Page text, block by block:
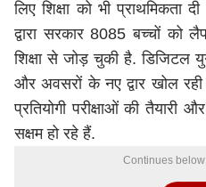
लिए शिक्षा को भी प्राथमिकता
द्वारा सरकार 8085 बच्चों को
शिक्षा से जोड़ चुकी है. डिजिटल
और अवसरों के नए द्वार खोल
प्रतियोगी परीक्षाओं की तैयारी
सक्षम हो रहे हैं.
Continues